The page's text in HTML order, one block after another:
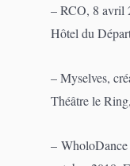
– RCO, 8 avril
Hôtel du
– Myselves,
Théâtre le
– WholoDance